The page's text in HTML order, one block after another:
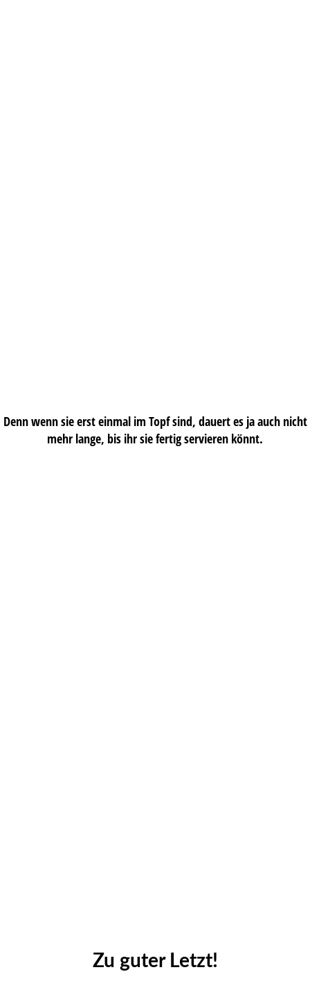
Denn wenn sie erst einmal im Topf sind, dauert es ja auch nicht
mehr lange, bis ihr sie fertig servieren könnt.
Zu guter Letzt!